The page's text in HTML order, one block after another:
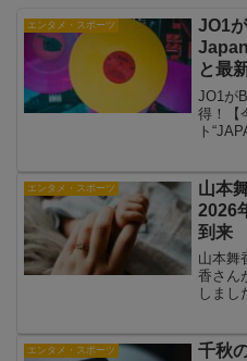
エンタメ・スポーツ
JO1
と最
JO1が
得！【
ト
Nuts5
エンタメ・スポーツ
山本
2026
到来
山本舞
香さん
しまし
本舞
スタ
ました
エンタメ・スポーツ
千秋